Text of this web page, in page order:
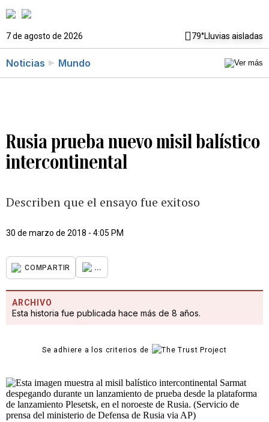
7 de agosto de 2026 79°Lluvias aisladas
Noticias Mundo
Rusia prueba nuevo misil balístico
intercontinental
Describen que el ensayo fue exitoso
30 de marzo de 2018 - 4:05 PM
COMPARTIR ...
ARCHIVO
Esta historia fue publicada hace más de 8 años.
Se adhiere a los criterios de